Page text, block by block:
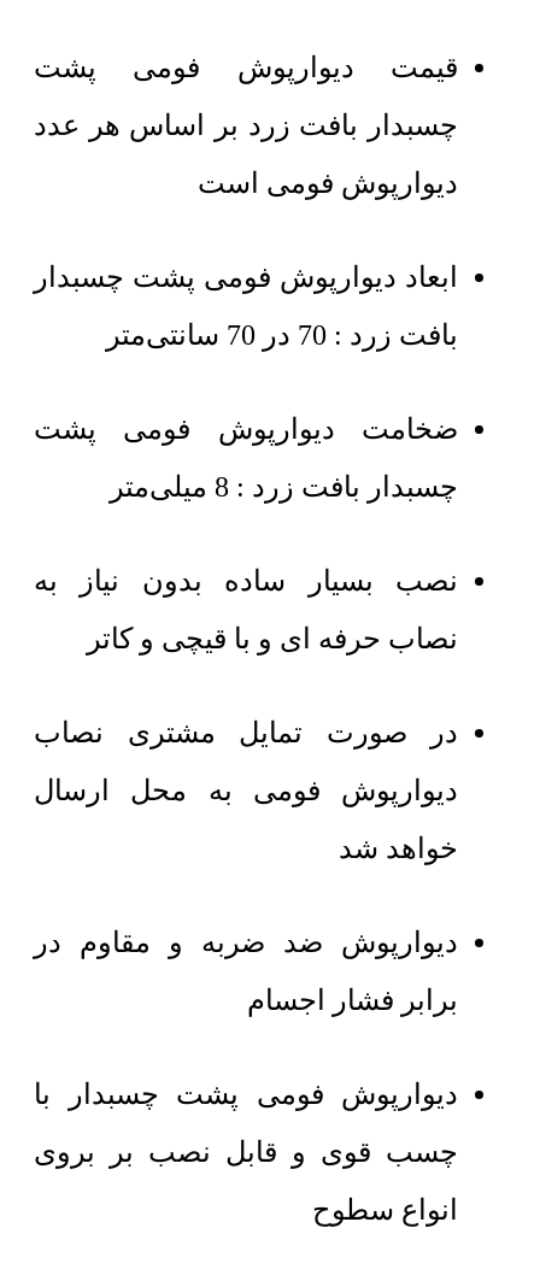
قیمت دیوارپوش فومی پشت
چسبدار بافت زرد بر اساس هر عدد
دیوارپوش فومی است
ابعاد دیوارپوش فومی پشت چسبدار
بافت زرد : 70 در 70 سانتی‌متر
ضخامت دیوارپوش فومی پشت
چسبدار بافت زرد : 8 میلی‌متر
نصب بسیار ساده بدون نیاز به
نصاب حرفه ای و با قیچی و کاتر
در صورت تمایل مشتری نصاب
دیوارپوش فومی به محل ارسال
خواهد شد
دیوارپوش ضد ضربه و مقاوم در
برابر فشار اجسام
دیوارپوش فومی پشت چسبدار با
چسب قوی و قابل نصب بر بروی
انواع سطوح